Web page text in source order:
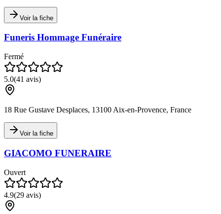
Voir la fiche
Funeris Hommage Funéraire
Fermé
5.0(41 avis)
18 Rue Gustave Desplaces, 13100 Aix-en-Provence, France
Voir la fiche
GIACOMO FUNERAIRE
Ouvert
4.9(29 avis)